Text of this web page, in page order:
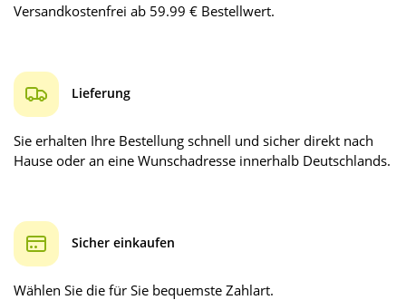
Versandkostenfrei ab 59.99 € Bestellwert.
Lieferung
Sie erhalten Ihre Bestellung schnell und sicher direkt nach
Hause oder an eine Wunschadresse innerhalb Deutschlands.
Sicher einkaufen
Wählen Sie die für Sie bequemste Zahlart.